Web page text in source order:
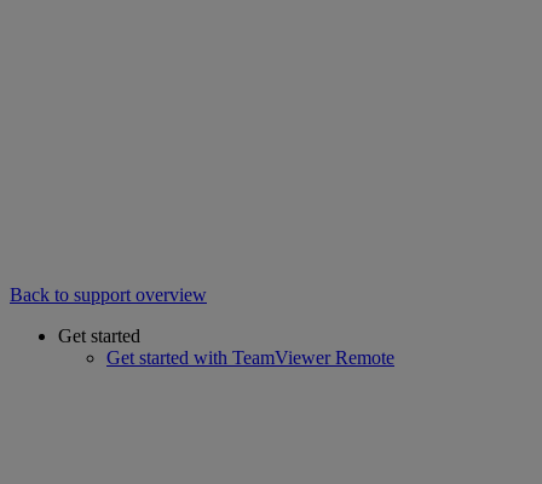
Back to support overview
Get started
Get started with TeamViewer Remote